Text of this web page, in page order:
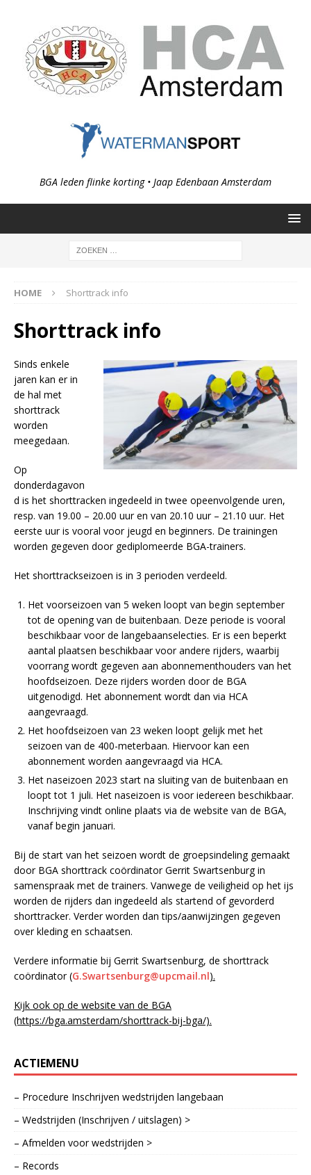
BGA leden flinke korting • Jaap Edenbaan Amsterdam
HOME Shorttrack info
Shorttrack info
Sinds enkele
jaren kan er in
de hal met
shorttrack
worden
meegedaan.
Op
donderdagavon
d is het shorttracken ingedeeld in twee opeenvolgende uren,
resp. van 19.00 – 20.00 uur en van 20.10 uur – 21.10 uur. Het
eerste uur is vooral voor jeugd en beginners. De trainingen
worden gegeven door gediplomeerde BGA-trainers.
Het shorttrackseizoen is in 3 perioden verdeeld.
Het voorseizoen van 5 weken loopt van begin september
tot de opening van de buitenbaan. Deze periode is vooral
beschikbaar voor de langebaanselecties. Er is een beperkt
aantal plaatsen beschikbaar voor andere rijders, waarbij
voorrang wordt gegeven aan abonnementhouders van het
hoofdseizoen. Deze rijders worden door de BGA
uitgenodigd. Het abonnement wordt dan via HCA
aangevraagd.
Het hoofdseizoen van 23 weken loopt gelijk met het
seizoen van de 400-meterbaan. Hiervoor kan een
abonnement worden aangevraagd via HCA.
Het naseizoen 2023 start na sluiting van de buitenbaan en
loopt tot 1 juli. Het naseizoen is voor iedereen beschikbaar.
Inschrijving vindt online plaats via de website van de BGA,
vanaf begin januari.
Bij de start van het seizoen wordt de groepsindeling gemaakt
door BGA shorttrack coördinator Gerrit Swartsenburg in
samenspraak met de trainers. Vanwege de veiligheid op het ijs
worden de rijders dan ingedeeld als startend of gevorderd
shorttracker. Verder worden dan tips/aanwijzingen gegeven
over kleding en schaatsen.
Verdere informatie bij Gerrit Swartsenburg, de shorttrack
coördinator (G.Swartsenburg@upcmail.nl).
Kijk ook op de website van de BGA
(https://bga.amsterdam/shorttrack-bij-bga/).
ACTIEMENU
– Procedure Inschrijven wedstrijden langebaan
– Wedstrijden (Inschrijven / uitslagen) >
– Afmelden voor wedstrijden >
– Records